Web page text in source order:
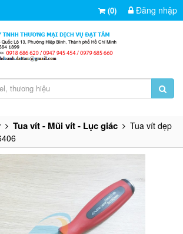
(0) Đăng nhập
Tua vít - Mũi vít - Lục giác
Tua vít dẹp